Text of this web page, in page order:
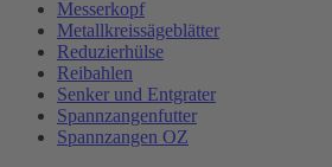
Messerkopf
Metallkreissägeblätter
Reduzierhülse
Reibahlen
Senker und Entgrater
Spannzangenfutter
Spannzangen OZ